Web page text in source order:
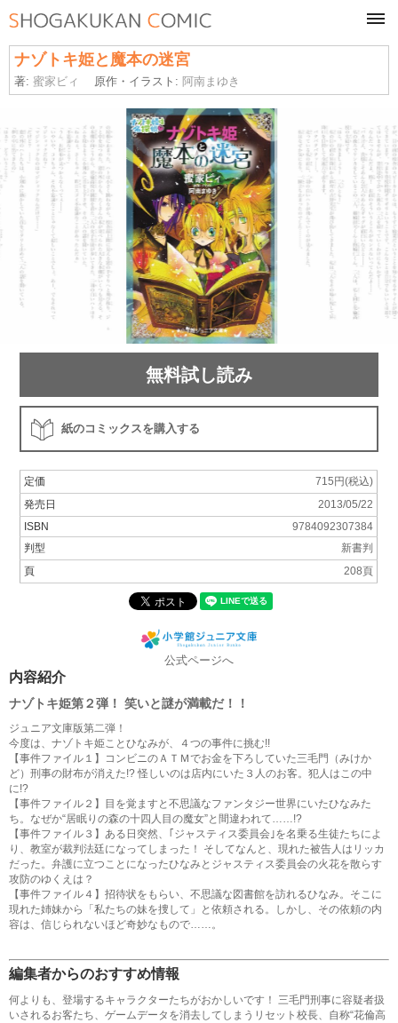
ナゾトキ姫と魔本の迷宮
著:蜜家ビィ 原作・イラスト: 阿南まゆき
無料試し読み
紙のコミックスを購入する
定価
715円(税込)
発売日
2013/05/22
ISBN
9784092307384
判型
新書判
頁
208頁
公式ページへ
内容紹介
ナゾトキ姫第２弾！ 笑いと謎が満載だ！！
ジュニア文庫版第二弾！
今度は、ナゾトキ姫ことひなみが、４つの事件に挑む!!
【事件ファイル１】コンビニのＡＴＭでお金を下ろしていた三毛門（みけか
ど）刑事の財布が消えた!? 怪しいのは店内にいた３人のお客。犯人はこの中
に!?
【事件ファイル２】目を覚ますと不思議なファンタジー世界にいたひなみた
ち。なぜか“居眠りの森の十四人目の魔女”と間違われて……!?
【事件ファイル３】ある日突然、｢ジャスティス委員会｣を名乗る生徒たちによ
り、教室が裁判法廷になってしまった！ そしてなんと、現れた被告人はリッカ
だった。弁護に立つことになったひなみとジャスティス委員会の火花を散らす
攻防のゆくえは？
【事件ファイル４】招待状をもらい、不思議な図書館を訪れるひなみ。そこに
現れた姉妹から「私たちの妹を捜して」と依頼される。しかし、その依頼の内
容は、信じられないほど奇妙なもので……。
編集者からのおすすめ情報
何よりも、登場するキャラクターたちがおかしいです！ 三毛門刑事に容疑者扱
いされるお客たち、ゲームデータを消去してしまうリセット校長、自称“花倫高